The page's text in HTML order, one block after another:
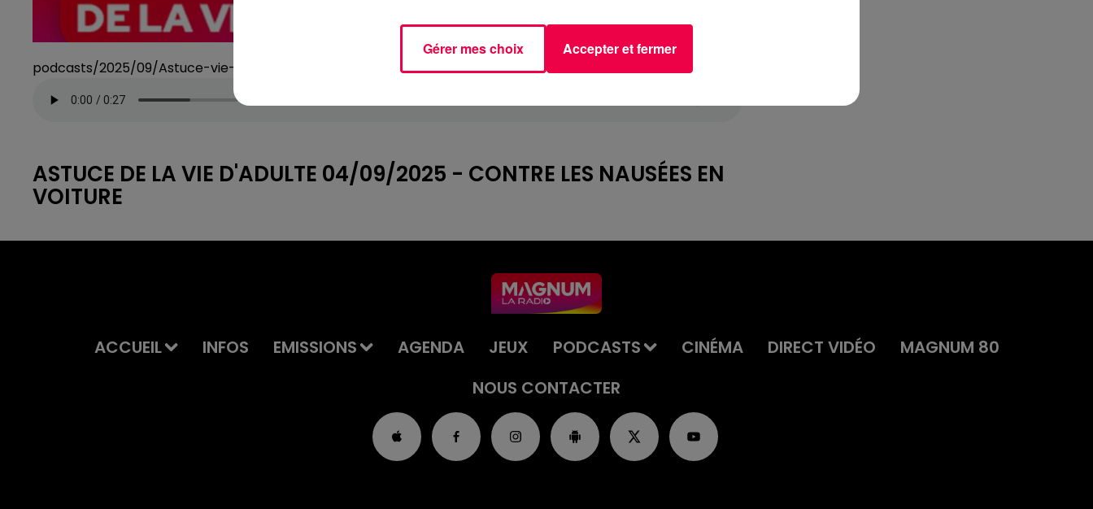
podcasts/2025/09/Astuce-vie-dadulte-1.mp3
ASTUCE DE LA VIE D'ADULTE 04/09/2025 - CONTRE LES NAUSÉES EN
VOITURE
ACCUEIL INFOS EMISSIONS AGENDA JEUX PODCASTS CINÉMA DIRECT VIDÉO
MAGNUM 80
NOUS CONTACTER
Gérer mes choix Accepter et fermer